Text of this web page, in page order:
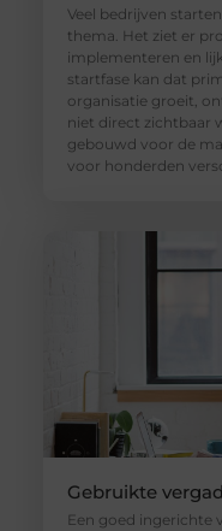
Veel bedrijven
thema. Het ziet er
implementeren en
startfase kan dat
organisatie groeit,
niet direct zichtbaar
gebouwd voor de
voor honderden
Gebruikte
Een goed ingerichte